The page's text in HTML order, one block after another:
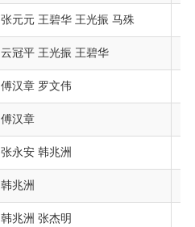
张元元 王碧华 王光振 马殊
云冠平 王光振 王碧华
傅汉章 罗文伟
傅汉章
张永安 韩兆洲
韩兆洲
韩兆洲 张杰明